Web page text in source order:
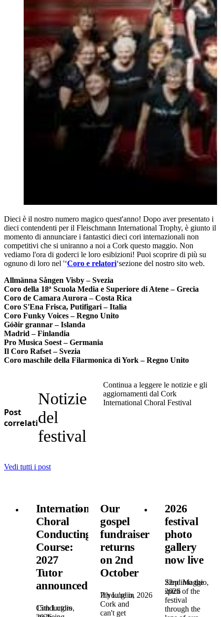
Dieci è il nostro numero magico quest'anno! Dopo aver presentato i
dieci contendenti per il Fleischmann International Trophy, è giunto il
momento di annunciare i fantastici dieci cori internazionali non
competitivi che si uniranno a noi a Cork questo maggio. Non
vediamo l'ora di goderci le loro esibizioni! Puoi scoprire di più su
ognuno di loro nel '‘Coro e relatori‘sezione del nostro sito web.
Allmänna Sången Visby – Svezia
Coro della 18ª Scuola Media e Superiore di Atene – Grecia
Coro de Camara Aurora – Costa Rica
Coro S'Ena Frisca, Putifigari – Italia
Coro Funky Voices – Regno Unito
Góðir grannar – Islanda
Madrid – Finlandia
Pro Musica Soest – Germania
Il Coro Rafset – Svezia
Coro maschile della Filarmonica di York – Regno Unito
Post
correlati
Notizie
del
festival
Continua a leggere le notizie e gli
aggiornamenti dal Cork
International Choral Festival
Vedi tutti i post
International
Choral
Conducting
Course:
2027
Tutor
announced!
15th Luglio,
Conductors
Our
gospel
fundraiser
returns
on 2nd
October
7th Luglio, 2026
If you're in
Cork and
can't get
2026
festival
photo
gallery
now live
22nd Maggio,
2026
Step into the
spirit of the
festival
through the